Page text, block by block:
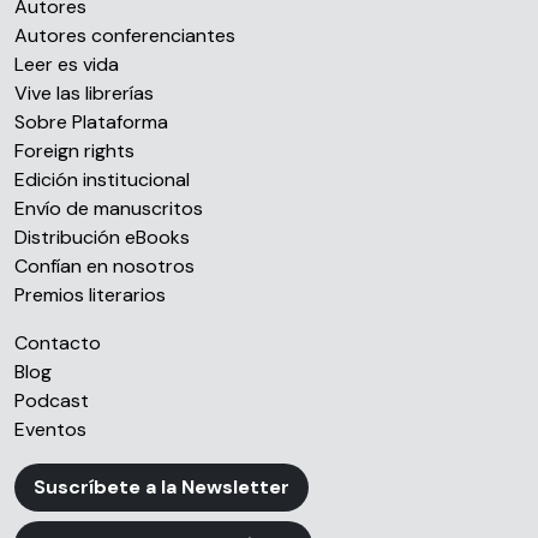
Autores
Autores conferenciantes
Leer es vida
Vive las librerías
Sobre Plataforma
Foreign rights
Edición institucional
Envío de manuscritos
Distribución eBooks
Confían en nosotros
Premios literarios
Contacto
Blog
Podcast
Eventos
Suscríbete a la Newsletter